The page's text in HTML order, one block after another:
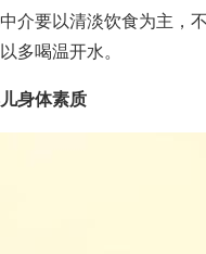
介要以清淡饮食为主，
多喝温开水。
身体素质